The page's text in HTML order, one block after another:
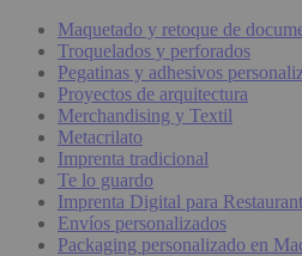
Maquetado y retoque de
Troquelados y perforados
Pegatinas y adhesivos
Proyectos de arquitectura
Merchandising y Textil
Metacrilato
Imprenta tradicional
Te lo guardo
Imprenta Digital para
Envíos personalizados
Packaging personalizado en